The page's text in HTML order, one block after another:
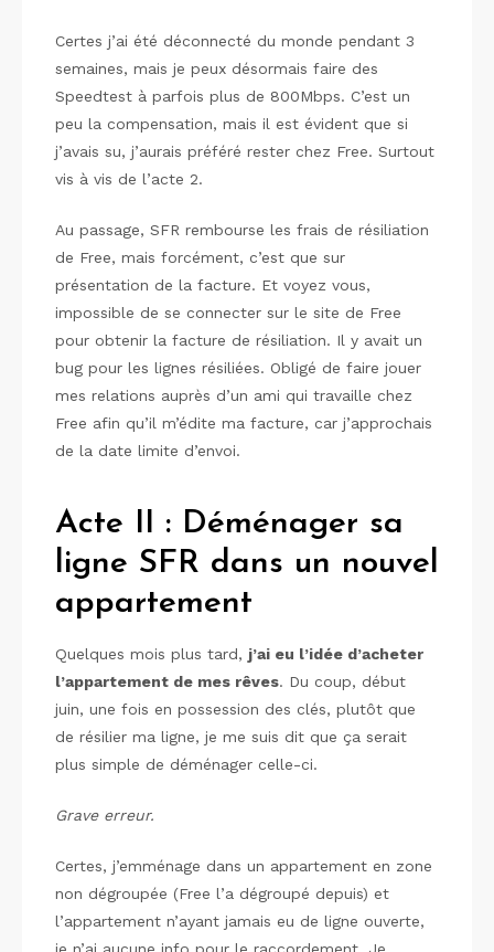
Certes j’ai été déconnecté du monde pendant 3
semaines, mais je peux désormais faire des
Speedtest à parfois plus de 800Mbps. C’est un
peu la compensation, mais il est évident que si
j’avais su, j’aurais préféré rester chez Free. Surtout
vis à vis de l’acte 2.
Au passage, SFR rembourse les frais de résiliation
de Free, mais forcément, c’est que sur
présentation de la facture. Et voyez vous,
impossible de se connecter sur le site de Free
pour obtenir la facture de résiliation. Il y avait un
bug pour les lignes résiliées. Obligé de faire jouer
mes relations auprès d’un ami qui travaille chez
Free afin qu’il m’édite ma facture, car j’approchais
de la date limite d’envoi.
Acte II : Déménager sa
ligne SFR dans un nouvel
appartement
Quelques mois plus tard, j’ai eu l’idée d’acheter
l’appartement de mes rêves. Du coup, début
juin, une fois en possession des clés, plutôt que
de résilier ma ligne, je me suis dit que ça serait
plus simple de déménager celle-ci.
Grave erreur.
Certes, j’emménage dans un appartement en zone
non dégroupée (Free l’a dégroupé depuis) et
l’appartement n’ayant jamais eu de ligne ouverte,